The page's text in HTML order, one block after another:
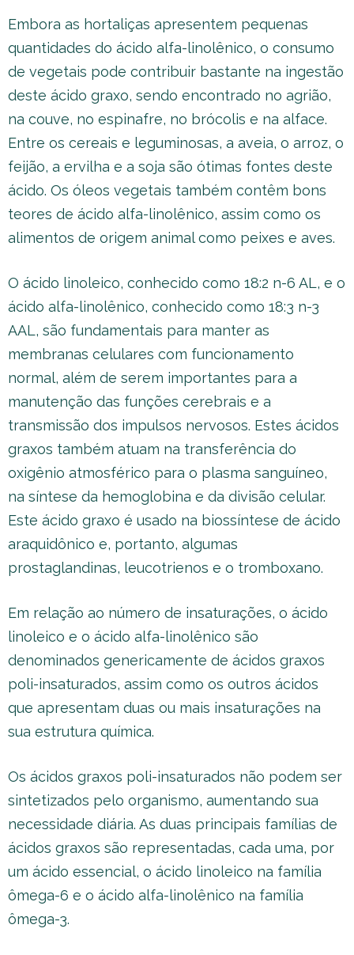
Embora as hortaliças apresentem pequenas
quantidades do ácido alfa-linolênico, o consumo
de vegetais pode contribuir bastante na ingestão
deste ácido graxo, sendo encontrado no agrião,
na couve, no espinafre, no brócolis e na alface.
Entre os cereais e leguminosas, a aveia, o arroz, o
feijão, a ervilha e a soja são ótimas fontes deste
ácido. Os óleos vegetais também contêm bons
teores de ácido alfa-linolênico, assim como os
alimentos de origem animal como peixes e aves.
O ácido linoleico, conhecido como 18:2 n-6 AL, e o
ácido alfa-linolênico, conhecido como 18:3 n-3
AAL, são fundamentais para manter as
membranas celulares com funcionamento
normal, além de serem importantes para a
manutenção das funções cerebrais e a
transmissão dos impulsos nervosos. Estes ácidos
graxos também atuam na transferência do
oxigênio atmosférico para o plasma sanguíneo,
na síntese da hemoglobina e da divisão celular.
Este ácido graxo é usado na biossíntese de ácido
araquidônico e, portanto, algumas
prostaglandinas, leucotrienos e o tromboxano.
Em relação ao número de insaturações, o ácido
linoleico e o ácido alfa-linolênico são
denominados genericamente de ácidos graxos
poli-insaturados, assim como os outros ácidos
que apresentam duas ou mais insaturações na
sua estrutura química.
Os ácidos graxos poli-insaturados não podem ser
sintetizados pelo organismo, aumentando sua
necessidade diária. As duas principais famílias de
ácidos graxos são representadas, cada uma, por
um ácido essencial, o ácido linoleico na família
ômega-6 e o ácido alfa-linolênico na família
ômega-3.